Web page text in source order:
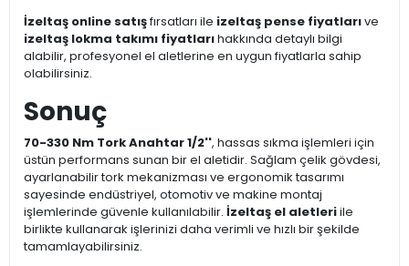
İzeltaş online satışfırsatları ile izeltaş pense fiyatlarıve
izeltaş lokma takımı fiyatlarıhakkında detaylı bilgi
alabilir, profesyonel el aletlerine en uygun fiyatlarla sahip
olabilirsiniz.
Sonuç
70-330 Nm Tork Anahtar 1/2'', hassas sıkma işlemleri için
üstün performans sunan bir el aletidir. Sağlam çelik gövdesi,
ayarlanabilir tork mekanizması ve ergonomik tasarımı
sayesinde endüstriyel, otomotiv ve makine montaj
işlemlerinde güvenle kullanılabilir. İzeltaş el aletleriile
birlikte kullanarak işlerinizi daha verimli ve hızlı bir şekilde
tamamlayabilirsiniz.